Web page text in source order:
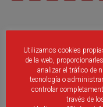
Publicaciones
Exámenes
Convocatoria de
Nivel C Fútbol y
Utilizamos cookies
de la web,
analizar el tráfico de
tecnología o
controlar
través de